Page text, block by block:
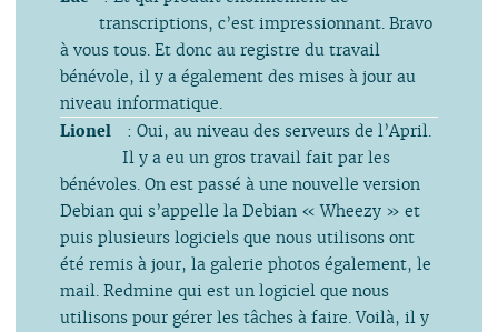
transcriptions, c’est impressionnant. Bravo
à vous tous. Et donc au registre du travail
bénévole, il y a également des mises à jour au
niveau informatique.
Lionel
: Oui, au niveau des serveurs de l’April.
Il y a eu un gros travail fait par les
bénévoles. On est passé à une nouvelle version
Debian qui s’appelle la Debian « Wheezy » et
puis plusieurs logiciels que nous utilisons ont
été remis à jour, la galerie photos également, le
mail. Redmine qui est un logiciel que nous
utilisons pour gérer les tâches à faire. Voilà, il y